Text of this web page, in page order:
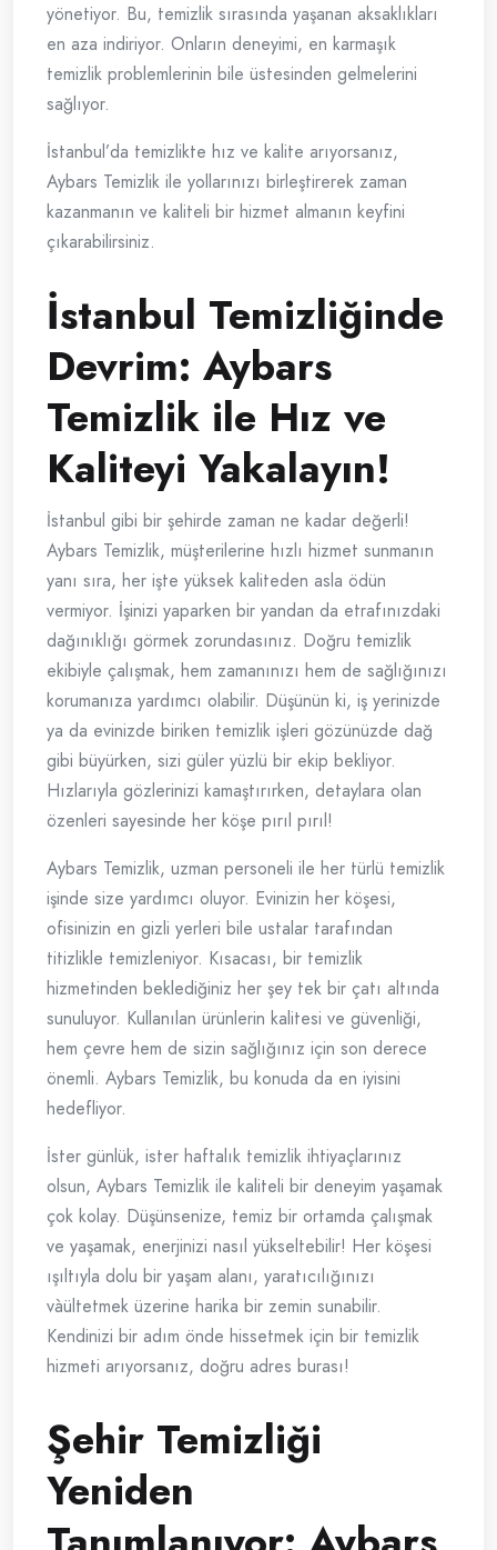
yönetiyor. Bu, temizlik sırasında yaşanan aksaklıkları
en aza indiriyor. Onların deneyimi, en karmaşık
temizlik problemlerinin bile üstesinden gelmelerini
sağlıyor.
İstanbul’da temizlikte hız ve kalite arıyorsanız,
Aybars Temizlik ile yollarınızı birleştirerek zaman
kazanmanın ve kaliteli bir hizmet almanın keyfini
çıkarabilirsiniz.
İstanbul Temizliğinde
Devrim: Aybars
Temizlik ile Hız ve
Kaliteyi Yakalayın!
İstanbul gibi bir şehirde zaman ne kadar değerli!
Aybars Temizlik, müşterilerine hızlı hizmet sunmanın
yanı sıra, her işte yüksek kaliteden asla ödün
vermiyor. İşinizi yaparken bir yandan da etrafınızdaki
dağınıklığı görmek zorundasınız. Doğru temizlik
ekibiyle çalışmak, hem zamanınızı hem de sağlığınızı
korumanıza yardımcı olabilir. Düşünün ki, iş yerinizde
ya da evinizde biriken temizlik işleri gözünüzde dağ
gibi büyürken, sizi güler yüzlü bir ekip bekliyor.
Hızlarıyla gözlerinizi kamaştırırken, detaylara olan
özenleri sayesinde her köşe pırıl pırıl!
Aybars Temizlik, uzman personeli ile her türlü temizlik
işinde size yardımcı oluyor. Evinizin her köşesi,
ofisinizin en gizli yerleri bile ustalar tarafından
titizlikle temizleniyor. Kısacası, bir temizlik
hizmetinden beklediğiniz her şey tek bir çatı altında
sunuluyor. Kullanılan ürünlerin kalitesi ve güvenliği,
hem çevre hem de sizin sağlığınız için son derece
önemli. Aybars Temizlik, bu konuda da en iyisini
hedefliyor.
İster günlük, ister haftalık temizlik ihtiyaçlarınız
olsun, Aybars Temizlik ile kaliteli bir deneyim yaşamak
çok kolay. Düşünsenize, temiz bir ortamda çalışmak
ve yaşamak, enerjinizi nasıl yükseltebilir! Her köşesi
ışıltıyla dolu bir yaşam alanı, yaratıcılığınızı
vàültetmek üzerine harika bir zemin sunabilir.
Kendinizi bir adım önde hissetmek için bir temizlik
hizmeti arıyorsanız, doğru adres burası!
Şehir Temizliği
Yeniden